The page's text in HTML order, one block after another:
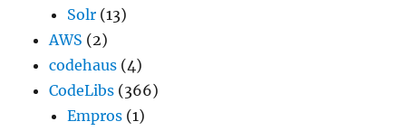
Solr (13)
AWS (2)
codehaus (4)
CodeLibs (366)
Empros (1)